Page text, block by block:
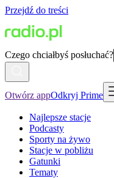
Przejdź do treści
Czego chciałbyś posłuchać?
Otwórz appOdkryj Prime
Najlepsze stacje
Podcasty
Sporty na żywo
Stacje w pobliżu
Gatunki
Tematy